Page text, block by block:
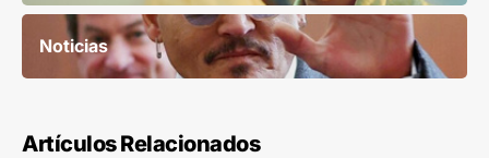
Noticias
Artículos Relacionados